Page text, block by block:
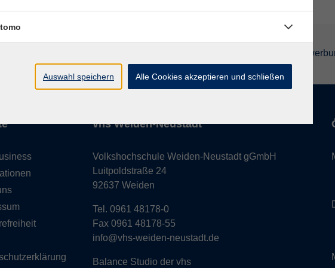
Datenschutz
vhs Weiden-Neustadt
Volkshochschule Weiden-Neustadt gGmbH
Luitpoldstraße 24
92637 Weiden
Tel. 0961 48178-0
Fax 0961 48178-55
info@vhs-weiden-neustadt.de
Balance Studio der vhs
Auswahl speichern Alle Cookies akzeptieren und schließen